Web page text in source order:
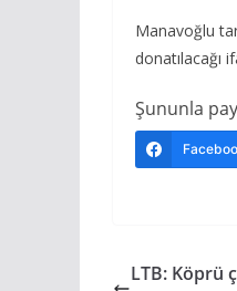
Manavoğlu
donatılacağı
Şununla
LTB: Köprü